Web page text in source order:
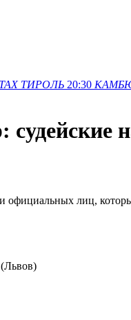
ТИРОЛЬ 20:30
лиц,